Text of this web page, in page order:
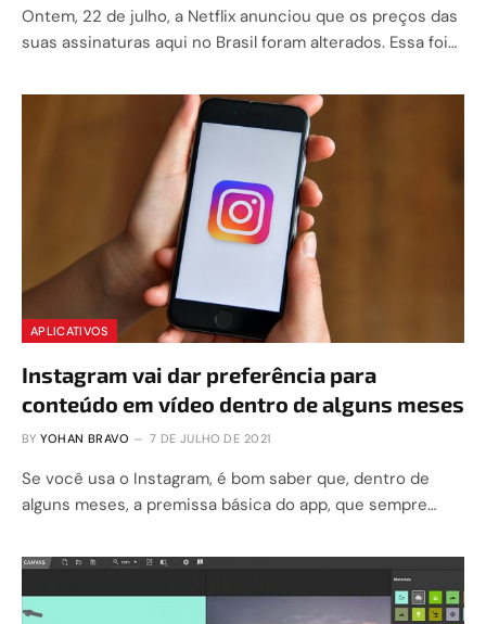
Ontem, 22 de julho, a Netflix anunciou que os preços das
suas assinaturas aqui no Brasil foram alterados. Essa foi…
APLICATIVOS
Instagram vai dar preferência para
conteúdo em vídeo dentro de alguns meses
BY YOHAN BRAVO 7 DE JULHO DE 2021
Se você usa o Instagram, é bom saber que, dentro de
alguns meses, a premissa básica do app, que sempre…